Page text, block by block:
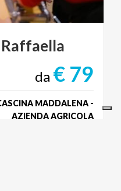
Raffaella
da € 79
MADDALENA -
AZIENDA AGRICOLA